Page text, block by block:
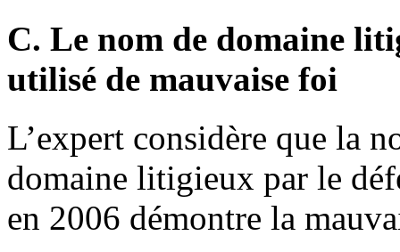
C. Le nom de domaine
utilisé de mauvaise foi
L’expert considère que la
domaine litigieux par le
en 2006 démontre la